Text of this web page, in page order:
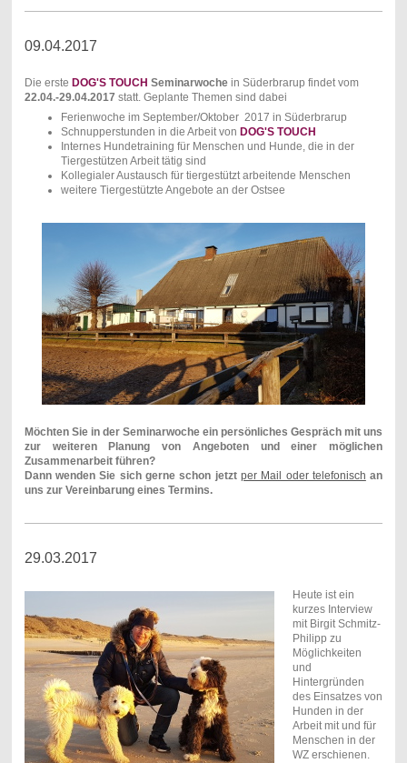
09.04.2017
Die erste DOG'S TOUCH Seminarwochein Süderbrarup findet vom
22.04.-29.04.2017 statt. Geplante Themen sind dabei
Ferienwoche im September/Oktober 2017 in Süderbrarup
Schnupperstunden in die Arbeit von DOG'S TOUCH
Internes Hundetraining für Menschen und Hunde, die in der
Tiergestützen Arbeit tätig sind
Kollegialer Austausch für tiergestützt arbeitende Menschen
weitere Tiergestützte Angebote an der Ostsee
Möchten Sie in der Seminarwoche ein persönliches Gespräch mit uns
zur weiteren Planung von Angeboten und einer möglichen
Zusammenarbeit führen?
Dann wenden Sie sich gerne schon jetzt per Mail oder telefonisch an
uns zur Vereinbarung eines Termins.
29.03.2017
Heute ist ein
kurzes Interview
mit Birgit Schmitz-
Philipp zu
Möglichkeiten
und
Hintergründen
des Einsatzes von
Hunden in der
Arbeit mit und für
Menschen in der
WZ erschienen.